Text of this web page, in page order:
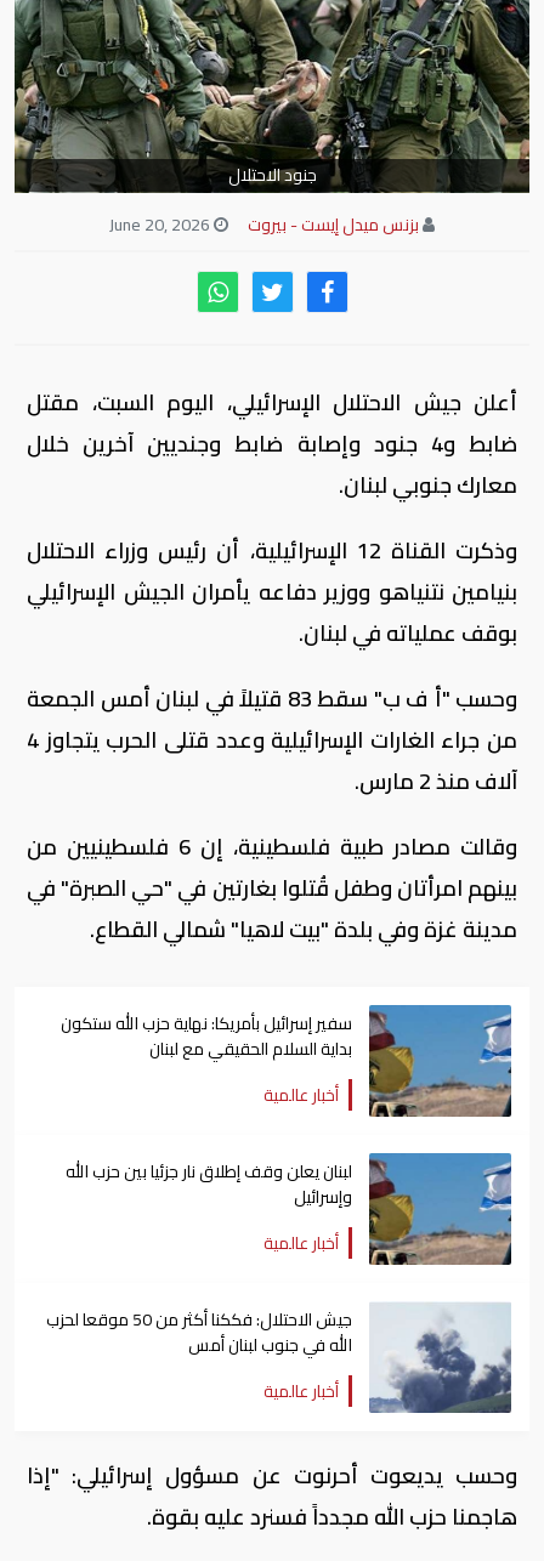
جنود الاحتلال
بزنس ميدل إيست - بيروت
أعلن جيش الاحتلال الإسرائيلي، اليوم السبت، مقتل
ضابط و4 جنود وإصابة ضابط وجنديين آخرين خلال
معارك جنوبي لبنان.
وذكرت القناة 12 الإسرائيلية، أن رئيس وزراء الاحتلال
بنيامين نتنياهو ووزير دفاعه يأمران الجيش الإسرائيلي
بوقف عملياته في لبنان.
وحسب "أ ف ب" سقط 83 قتيلاً في لبنان أمس الجمعة
من جراء الغارات الإسرائيلية وعدد قتلى الحرب يتجاوز 4
آلاف منذ 2 مارس.
وقالت مصادر طبية فلسطينية، إن 6 فلسطينيين من
بينهم امرأتان وطفل قُتلوا بغارتين في "حي الصبرة" في
مدينة غزة وفي بلدة "بيت لاهيا" شمالي القطاع.
سفير إسرائيل بأمريكا: نهاية حزب الله ستكون
بداية السلام الحقيقي مع لبنان
أخبار عالمية
لبنان يعلن وقف إطلاق نار جزئيا بين حزب الله
وإسرائيل
أخبار عالمية
جيش الاحتلال: فككنا أكثر من 50 موقعا لحزب
الله في جنوب لبنان أمس
أخبار عالمية
وحسب يديعوت أحرنوت عن مسؤول إسرائيلي: "إذا
هاجمنا حزب الله مجدداً فسنرد عليه بقوة.